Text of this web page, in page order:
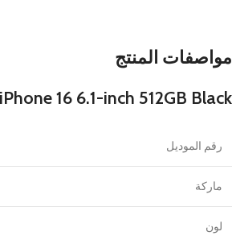
مواصفات المنتج
16 6.1-inch 512GB Black
رقم الموديل
ماركة
لون